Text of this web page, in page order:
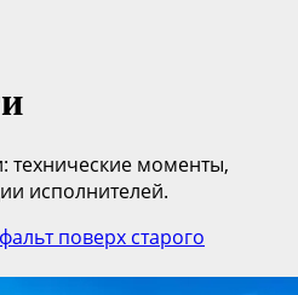
технические моменты,
исполнителей.
поверх старого